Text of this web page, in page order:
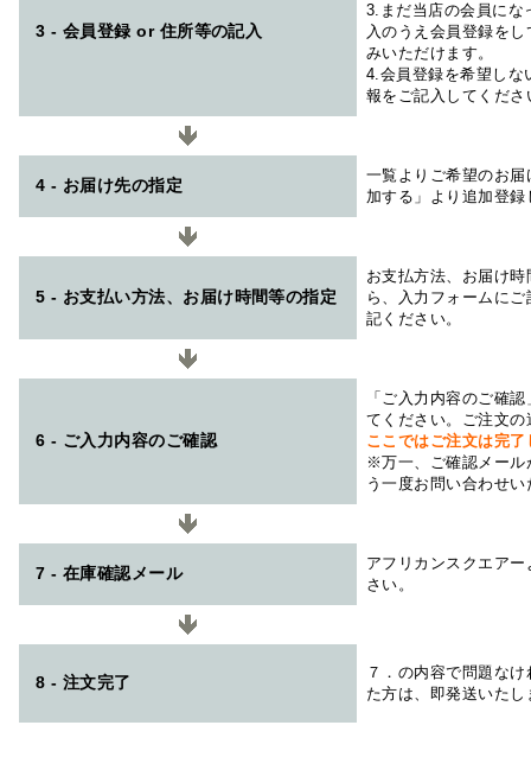
3 - 会員登録 or 住所等の記入
3.まだ当店の会員にな
入のうえ会員登録を
みいただけます。
4.会員登録を希望しな
報をご記入してくださ
4 - お届け先の指定
一覧よりご希望のお
加する」より追加登
5 - お支払い方法、お届け時間等の指定
お支払方法、お届け
ら、入力フォームに
記ください。
6 - ご入力内容のご確認
「ご入力内容のご確
てください。ご注文
ここではご注文は完
※万一、ご確認メール
う一度お問い合わせ
7 - 在庫確認メール
アフリカンスクエアー
さい。
8 - 注文完了
７．の内容で問題な
た方は、即発送いたし